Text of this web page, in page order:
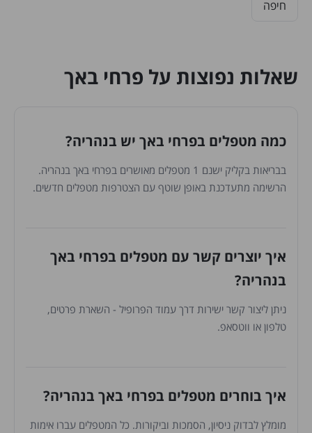
חיפה
שאלות נפוצות על פרחי באך
כמה מטפלים בפרחי באך יש בנהריה?
בבריאות בקליק ישנם 1 מטפלים מאושרים בפרחי באך בנהריה.
הרשימה מתעדכנת באופן שוטף עם הצטרפות מטפלים חדשים.
איך יוצרים קשר עם מטפלים בפרחי באך
בנהריה?
ניתן ליצור קשר ישירות דרך עמוד הפרופיל - השארת פרטים,
טלפון או ווטסאפ.
איך בוחרים מטפלים בפרחי באך בנהריה?
מומלץ לבדוק ניסיון, הסמכות וביקורות. כל המטפלים עברו אימות